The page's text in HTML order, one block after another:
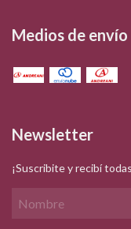
Medios de envío
Newsletter
¡Suscribite y recibí